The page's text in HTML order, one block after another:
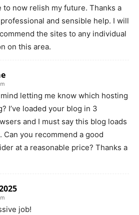
to now relish my future. Thanks a
and sensible help. I will
the sites to any individual
on this area.
letting me know which hosting
I’ve loaded your blog in 3
and I must say this blog loads
you recommend a good
at a reasonable price? Thanks a
job!